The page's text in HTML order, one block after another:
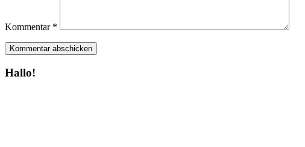
Kommentar *
Hallo!